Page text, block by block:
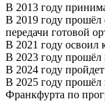
В 2013 году
В 2019 году прошёл
передачи готовой
В 2021 году освоил
В 2023 году прошёл
В 2024 году
В 2025 году
Франкфурта по